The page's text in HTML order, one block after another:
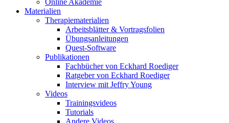
Online Akademie
Materialien
Therapiematerialien
Arbeitsblätter & Vortragsfolien
Übungsanleitungen
Quest-Software
Publikationen
Fachbücher von Eckhard Roediger
Ratgeber von Eckhard Roediger
Interview mit Jeffry Young
Videos
Trainingsvideos
Tutorials
Andere Videos